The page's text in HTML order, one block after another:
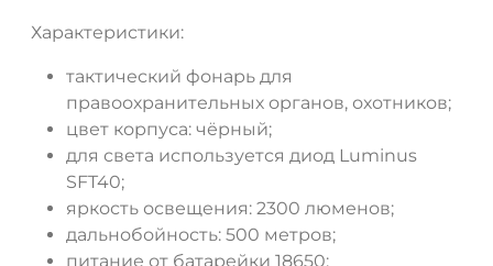
Характеристики:
тактический фонарь для
правоохранительных органов, охотников;
цвет корпуса: чёрный;
для света используется диод Luminus
SFT40;
яркость освещения: 2300 люменов;
дальнобойность: 500 метров;
питание от батарейки 18650;